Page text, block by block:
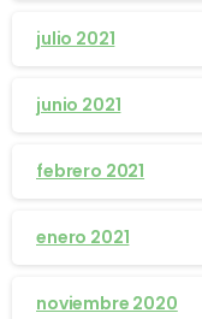
julio 2021
junio 2021
febrero 2021
enero 2021
noviembre 2020